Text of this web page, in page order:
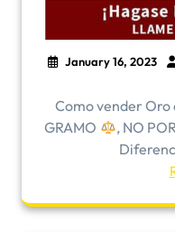
January 16, 2023
Como vender Oro
GRAMO
, NO